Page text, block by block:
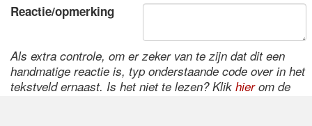
Reactie/opmerking
Als extra controle, om er zeker van te zijn dat dit een
handmatige reactie is, typ onderstaande code over in het
tekstveld ernaast. Is het niet te lezen? Klik hierom de